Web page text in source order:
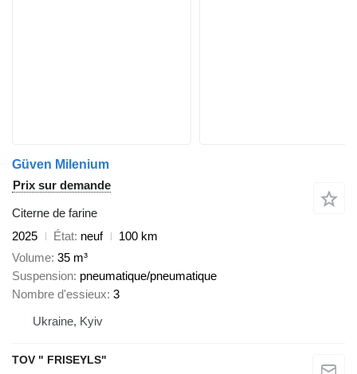
Güven Milenium
Prix sur demande
Citerne de farine
2025
État neuf
100 km
Volume 35 m³
Suspension pneumatique/pneumatique
Nombre d'essieux 3
Ukraine, Kyiv
TOV " FRISEYLS"